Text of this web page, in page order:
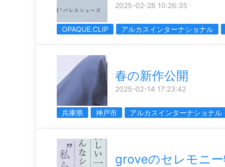
2025-02-28 10:26:35
OPAQUE.CLIP アルカスインターナショナル
春の新作公開
2025-02-14 17:23:42
兵庫県 神戸市 アルカスインターナショナル
groveのセレモニ